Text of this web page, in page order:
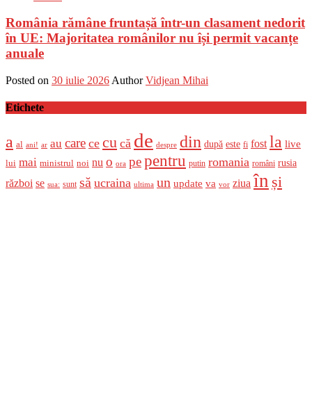
România rămâne fruntașă într-un clasament nedorit
în UE: Majoritatea românilor nu își permit vacanțe
anuale
Posted on 30 iulie 2026 Author Vidjean Mihai
Etichete
a al ani! ar au care ce cu că de despre din după este fi fost la live
lui mai ministrul noi nu o ora pepentru putin romania români rusia
război se sua: sunt să ucraina ultima un update va vor ziua în și